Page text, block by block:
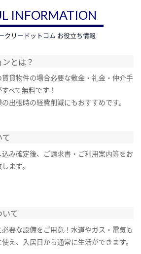
INFORMATION
クリードットコム お役立ち情報
とは？
貸物件の場合必要な敷金・礼金・仲介手
べて無料です！
出張時の経費削減にもおすすめです。
込み確定後、ご請求書・ご利用案内等をお
ます。
て
必要な設備をご用意！水道やガス・電気も
え、入居日から通常に生活ができます。